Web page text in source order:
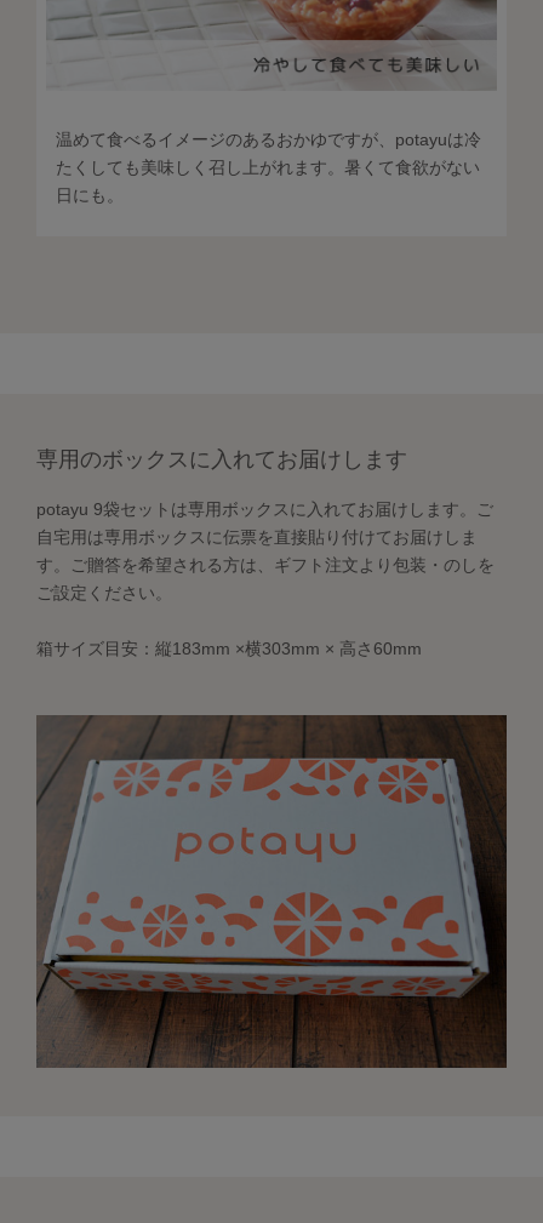
温めて食べるイメージのあるおかゆですが、potayuは冷
たくしても美味しく召し上がれます。暑くて食欲がない
日にも。
専用のボックスに入れてお届けします
potayu 9袋セットは専用ボックスに入れてお届けします。ご
自宅用は専用ボックスに伝票を直接貼り付けてお届けしま
す。ご贈答を希望される方は、ギフト注文より包装・のしを
ご設定ください。
箱サイズ目安：縦183mm ×横303mm × 高さ60mm